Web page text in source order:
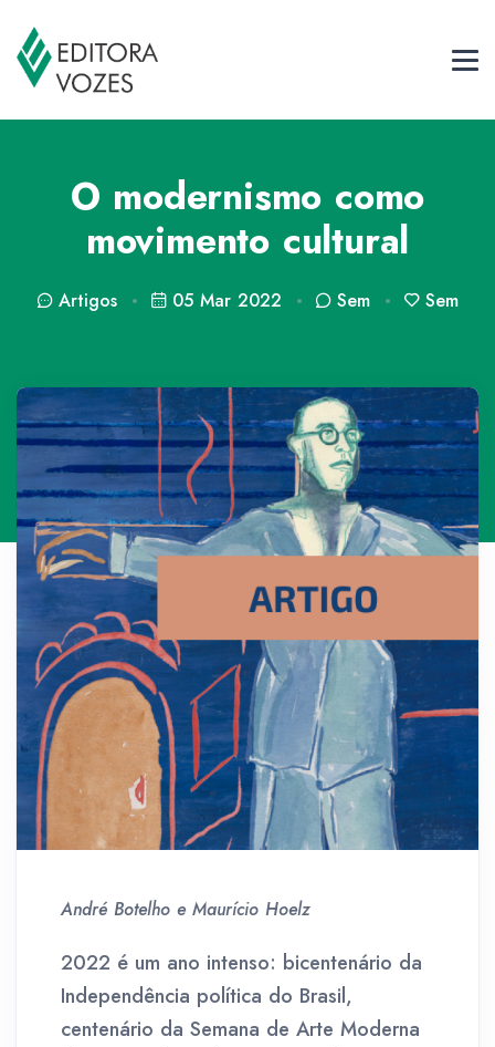
O modernismo como
movimento cultural
Artigos 05 Mar 2022 Sem Sem
André Botelho e Maurício Hoelz
2022 é um ano intenso: bicentenário da
Independência política do Brasil,
centenário da Semana de Arte Moderna